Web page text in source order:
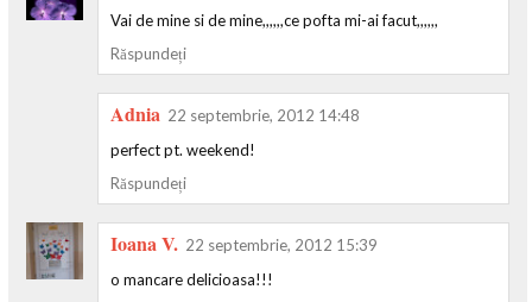
Vai de mine si de mine,,,,,,ce pofta mi-ai facut,,,,,,
Răspundeți
Adnia 22 septembrie, 2012 14:48
perfect pt. weekend!
Răspundeți
Ioana V. 22 septembrie, 2012 15:39
o mancare delicioasa!!!